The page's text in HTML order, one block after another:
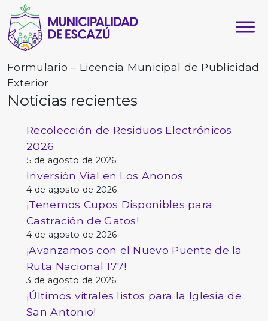
Formulario – Licencia Municipal de Publicidad
Exterior
Noticias recientes
Recolección de Residuos Electrónicos
2026
5 de agosto de 2026
Inversión Vial en Los Anonos
4 de agosto de 2026
¡Tenemos Cupos Disponibles para
Castración de Gatos!
4 de agosto de 2026
¡Avanzamos con el Nuevo Puente de la
Ruta Nacional 177!
3 de agosto de 2026
¡Últimos vitrales listos para la Iglesia de
San Antonio!